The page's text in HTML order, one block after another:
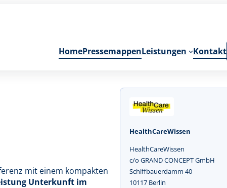
HomePressemappenLeistungen Kontakt
mit einem kompakten
Unterkunft im
HealthCareWissen
HealthCareWissen
c/o GRAND CONCEPT GmbH
Schiffbauerdamm 40
10117 Berlin